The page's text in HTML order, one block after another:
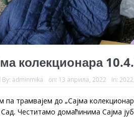
колекционара
By: adminmika on: 13 априла, 2022 In: 2022
па трамвајем до „Сајма
Честитамо домаћинима Сајма